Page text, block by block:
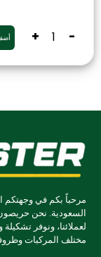
-
+
مرحباً بكم في وجهتكم
السعودية. نحن
لعملائنا، ونوفر
مختلف المركبات